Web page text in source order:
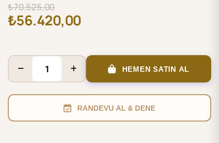
₺70.525,00
₺56.420,00
HEMEN SATIN AL
RANDEVU AL & DENE